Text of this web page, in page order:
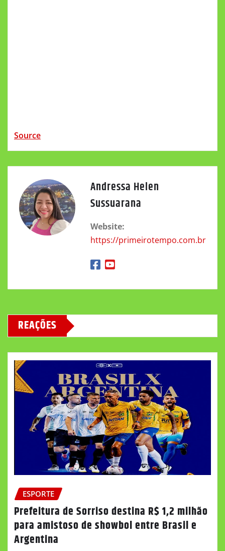
Source
Andressa Helen
Sussuarana
Website:
https://primeirotempo.com.br
REAÇÕES
ESPORTE
Prefeitura de Sorriso destina R$ 1,2 milhão
para amistoso de showbol entre Brasil e
Argentina